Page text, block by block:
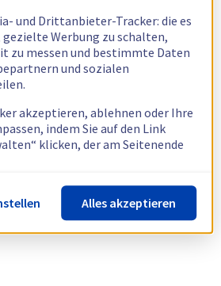
und Drittanbieter-Tracker: die es
Werbung zu schalten,
zu messen und bestimmte Daten
und sozialen
akzeptieren, ablehnen oder Ihre
indem Sie auf den Link
klicken, der am Seitenende
finden Sie in unsererRichtlinie
Alles akzeptieren